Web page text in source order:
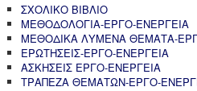
ΣΧΟΛΙΚΟ ΒΙΒΛΙΟ
ΜΕΘΟΔΟΛΟΓΙΑ-ΕΡΓΟ-ΕΝΕΡΓΕΙΑ
ΜΕΘΟΔΙΚΑ ΛΥΜΕΝΑ ΘΕΜΑΤΑ-
ΕΡΩΤΗΣΕΙΣ-ΕΡΓΟ-ΕΝΕΡΓΕΙΑ
ΑΣΚΗΣΕΙΣ ΕΡΓΟ-ΕΝΕΡΓΕΙΑ
ΤΡΑΠΕΖΑ ΘΕΜΑΤΩΝ-ΕΡΓΟ-